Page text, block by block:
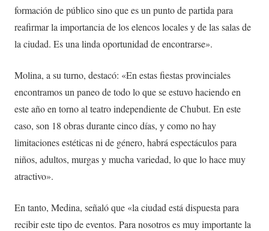
formación de público sino que es un punto de partida para
reafirmar la importancia de los elencos locales y de las salas de
la ciudad. Es una linda oportunidad de encontrarse».
Molina, a su turno, destacó: «En estas fiestas provinciales
encontramos un paneo de todo lo que se estuvo haciendo en
este año en torno al teatro independiente de Chubut. En este
caso, son 18 obras durante cinco días, y como no hay
limitaciones estéticas ni de género, habrá espectáculos para
niños, adultos, murgas y mucha variedad, lo que lo hace muy
atractivo».
En tanto, Medina, señaló que «la ciudad está dispuesta para
recibir este tipo de eventos. Para nosotros es muy importante la